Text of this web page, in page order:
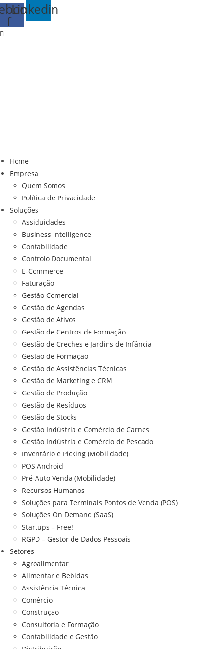
f
Linkedin
Home
Empresa
Quem Somos
Política de Privacidade
Soluções
Assiduidades
Business Intelligence
Contabilidade
Controlo Documental
E-Commerce
Faturação
Gestão Comercial
Gestão de Agendas
Gestão de Ativos
Gestão de Centros de Formação
Gestão de Creches e Jardins de Infância
Gestão de Formação
Gestão de Assistências Técnicas
Gestão de Marketing e CRM
Gestão de Produção
Gestão de Resíduos
Gestão de Stocks
Gestão Indústria e Comércio de Carnes
Gestão Indústria e Comércio de Pescado
Inventário e Picking (Mobilidade)
POS Android
Pré-Auto Venda (Mobilidade)
Recursos Humanos
Soluções para Terminais Pontos de Venda (POS)
Soluções On Demand (SaaS)
Startups – Free!
RGPD – Gestor de Dados Pessoais
Setores
Agroalimentar
Alimentar e Bebidas
Assistência Técnica
Comércio
Construção
Consultoria e Formação
Contabilidade e Gestão